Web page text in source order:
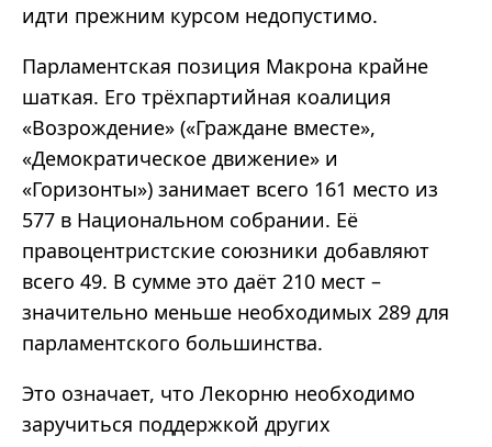
идти прежним курсом недопустимо.
Парламентская позиция Макрона крайне
шаткая. Его трёхпартийная коалиция
«Возрождение» («Граждане вместе»,
«Демократическое движение» и
«Горизонты») занимает всего 161 место из
577 в Национальном собрании. Её
правоцентристские союзники добавляют
всего 49. В сумме это даёт 210 мест –
значительно меньше необходимых 289 для
парламентского большинства.
Это означает, что Лекорню необходимо
заручиться поддержкой других